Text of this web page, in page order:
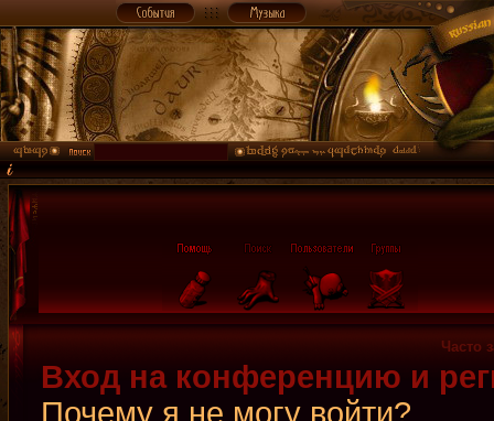
Часто
Вход на конференцию и
Почему я не могу войти?